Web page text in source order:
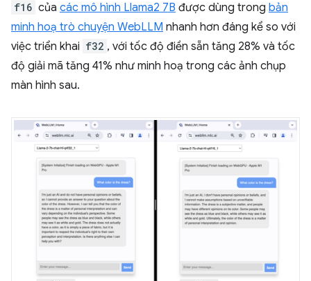
f16 của các mô hình Llama2 7B được dùng trong bản
minh hoạ trò chuyện WebLLM nhanh hơn đáng kể so với
việc triển khai f32 , với tốc độ điền sẵn tăng 28% và tốc
độ giải mã tăng 41% như minh hoạ trong các ảnh chụp
màn hình sau.